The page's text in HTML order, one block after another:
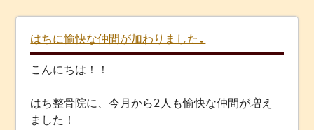
はちに愉快な仲間が加わりました♩
こんにちは！！
はち整骨院に、今月から2人も愉快な仲間が増え
ました！